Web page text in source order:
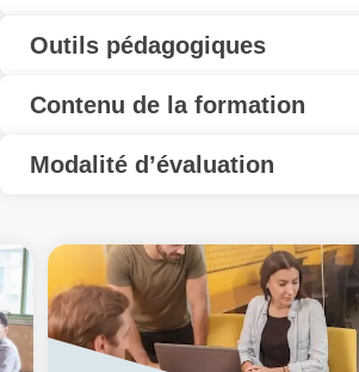
Outils pédagogiques
Contenu de la formation
Modalité d’évaluation